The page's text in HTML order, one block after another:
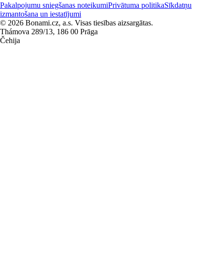
Pakalpojumu sniegšanas noteikumiPrivātuma politikaSīkdatņu
izmantošana un iestatījumi
© 2026 Bonami.cz, a.s. Visas tiesības aizsargātas.
Thámova 289/13, 186 00 Prāga
Čehija